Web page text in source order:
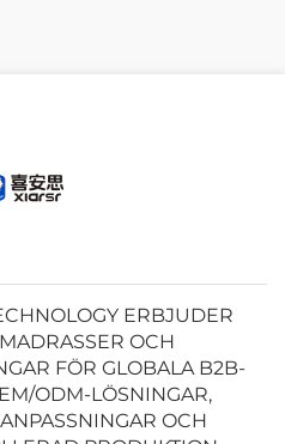
ERBJUDER
OCH
FÖR GLOBALA B2B-
ODM-LÖSNINGAR,
OCH